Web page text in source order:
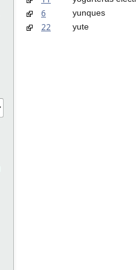
6
yunques
22
yute